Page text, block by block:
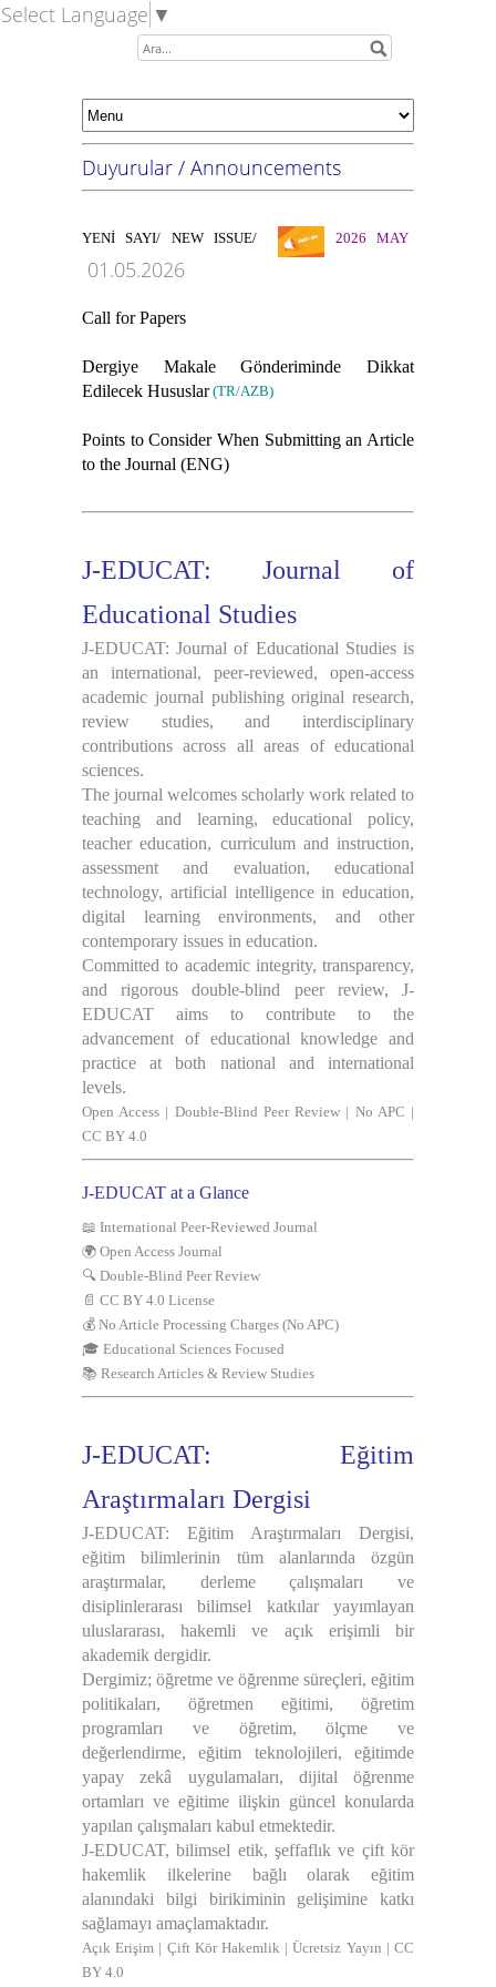
Select Language ▼
Duyurular / Announcements
YENİ SAYI/ NEW ISSUE/ 2026 MAY
01.05.2026
Call for Papers
Dergiye Makale Gönderiminde Dikkat
Edilecek Hususlar(TR/AZB)
Points to Consider When Submitting an Article
to the Journal (ENG)
J-EDUCAT: Journal of
Educational Studies
J-EDUCAT: Journal of Educational Studies is
an international, peer-reviewed, open-access
academic journal publishing original research,
review studies, and interdisciplinary
contributions across all areas of educational
sciences.
The journal welcomes scholarly work related to
teaching and learning, educational policy,
teacher education, curriculum and instruction,
assessment and evaluation, educational
technology, artificial intelligence in education,
digital learning environments, and other
contemporary issues in education.
Committed to academic integrity, transparency,
and rigorous double-blind peer review, J-
EDUCAT aims to contribute to the
advancement of educational knowledge and
practice at both national and international
levels.
Open Access | Double-Blind Peer Review | No APC |
CC BY 4.0
J-EDUCAT at a Glance
📖 International Peer-Reviewed Journal
🌍 Open Access Journal
🔍 Double-Blind Peer Review
📄 CC BY 4.0 License
💰 No Article Processing Charges (No APC)
🎓 Educational Sciences Focused
📚 Research Articles & Review Studies
J-EDUCAT: Eğitim
Araştırmaları Dergisi
J-EDUCAT: Eğitim Araştırmaları Dergisi,
eğitim bilimlerinin tüm alanlarında özgün
araştırmalar, derleme çalışmaları ve
disiplinlerarası bilimsel katkılar yayımlayan
uluslararası, hakemli ve açık erişimli bir
akademik dergidir.
Dergimiz; öğretme ve öğrenme süreçleri, eğitim
politikaları, öğretmen eğitimi, öğretim
programları ve öğretim, ölçme ve
değerlendirme, eğitim teknolojileri, eğitimde
yapay zekâ uygulamaları, dijital öğrenme
ortamları ve eğitime ilişkin güncel konularda
yapılan çalışmaları kabul etmektedir.
J-EDUCAT, bilimsel etik, şeffaflık ve çift kör
hakemlik ilkelerine bağlı olarak eğitim
alanındaki bilgi birikiminin gelişimine katkı
sağlamayı amaçlamaktadır.
Açık Erişim | Çift Kör Hakemlik |Ücretsiz Yayın |CC
BY 4.0